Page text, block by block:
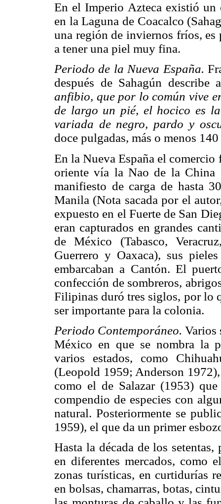
En el Imperio Azteca existió un
en la Laguna de Coacalco
una región de inviernos fríos,
a tener una piel muy fina.
Periodo de la Nueva España.
después de Sahagún describe
anfibio, que por lo común vive
de largo un pié, el hocico es
variada de negro, pardo y
doce pulgadas, más o menos
En la Nueva España el
oriente vía la Nao de la China
manifiesto de carga de hasta
Manila (Nota sacada por el
expuesto en el Fuerte de San
eran capturados en grandes
de México (Tabasco,
Guerrero y Oaxaca), sus
embarcaban a Cantón. El
confección de sombreros,
Filipinas duró tres siglos, por lo
ser importante para la colonia.
Periodo Contemporáneo. Varios
México en que se nombra la
varios estados, como
(Leopold 1959; Anderson
como el de Salazar (1953)
compendio de especies con
natural. Posteriormente se
1959), el que da un primer
Hasta la década de los
en diferentes mercados, como
zonas turísticas, en curtidurías
en bolsas, chamarras, botas,